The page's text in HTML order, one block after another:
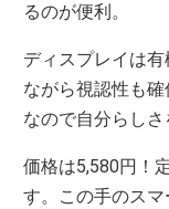
るのが便利。
ディスプレイは
ながら視認性も
なので自分らしさ
価格は5,580円！
す。この手のス